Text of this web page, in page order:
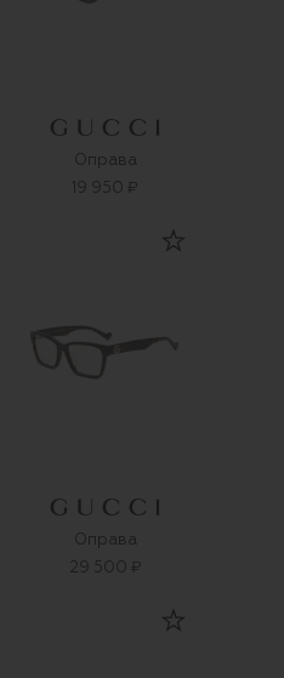
Оправа
19 950 ₽
Оправа
29 500 ₽